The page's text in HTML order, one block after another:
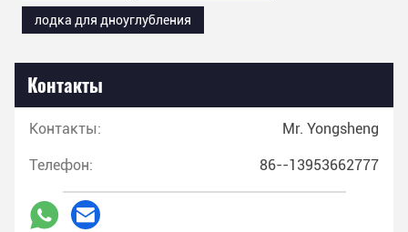
лодка для дноуглубления
Контакты
Контакты: Mr. Yongsheng
Телефон: 86--13953662777